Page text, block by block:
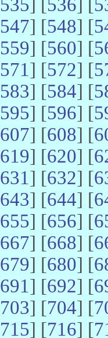
535] [536] [
547] [548] [
559] [560] [
571] [572] [
583] [584] [
595] [596] [
607] [608] [
619] [620] [
631] [632] [
643] [644] [
655] [656] [
667] [668] [
679] [680] [
691] [692] [
703] [704] [
715] [716] [